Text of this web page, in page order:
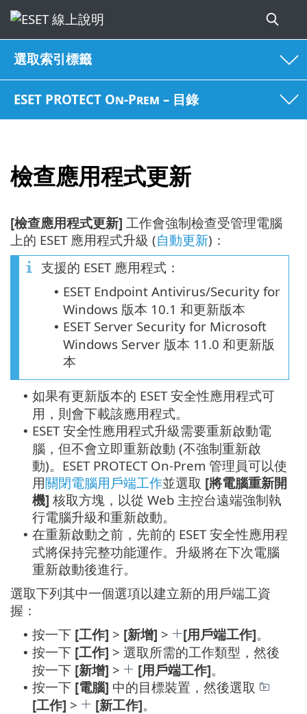
選取索引標籤
ESET PROTECT On-Prem – 目錄
檢查應用程式更新
[檢查應用程式更新] 工作會強制檢查受管理電腦
上的 ESET 應用程式升級 (自動更新)：
支援的 ESET 應用程式：
• ESET Endpoint Antivirus/Security for
Windows 版本 10.1 和更新版本
• ESET Server Security for Microsoft
Windows Server 版本 11.0 和更新版
本
• 如果有更新版本的 ESET 安全性應用程式可
用，則會下載該應用程式。
• ESET 安全性應用程式升級需要重新啟動電
腦，但不會立即重新啟動 (不強制重新啟
動)。ESET PROTECT On-Prem 管理員可以使
用關閉電腦用戶端工作並選取 [將電腦重新開
機] 核取方塊，以從 Web 主控台遠端強制執
行電腦升級和重新啟動。
• 在重新啟動之前，先前的 ESET 安全性應用程
式將保持完整功能運作。升級將在下次電腦
重新啟動後進行。
選取下列其中一個選項以建立新的用戶端工資
握：
• 按一下 [工作] > [新增] > [用戶端工作]。
• 按一下 [工作] > 選取所需的工作類型，然後
按一下 [新增] > [用戶端工作]。
• 按一下 [電腦] 中的目標裝置，然後選取
[工作] > [新工作]。